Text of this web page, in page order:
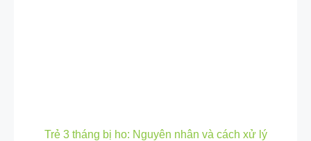
Trẻ 3 tháng bị ho: Nguyên nhân và cách xử lý